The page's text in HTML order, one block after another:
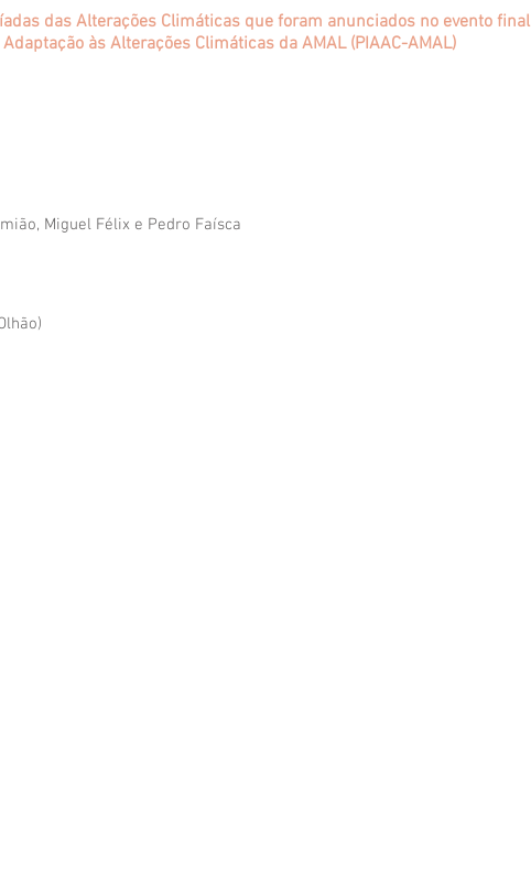
das Alterações Climáticas que foram anunciados no evento final
às Alterações Climáticas da AMAL (PIAAC-AMAL)
Miguel Félix e Pedro Faísca